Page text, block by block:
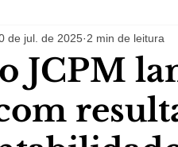
JCPM
de jul. de 2025 2 min de leitura